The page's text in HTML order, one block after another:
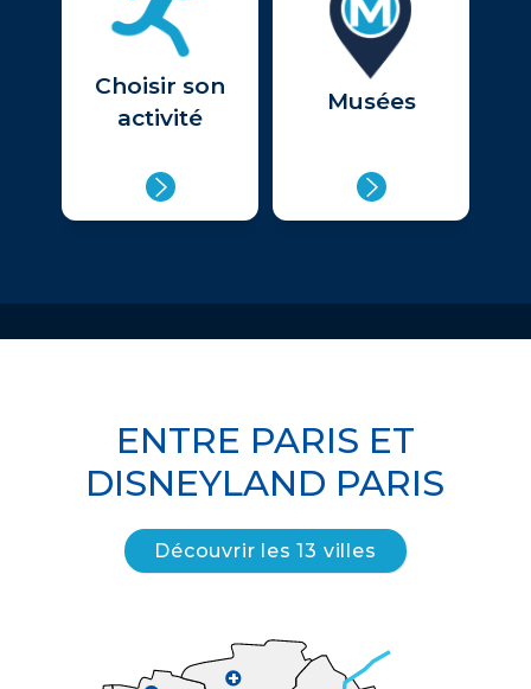
Choisir son
activité
Musées
ENTRE PARIS ET
DISNEYLAND PARIS
Découvrir les 13 villes
+